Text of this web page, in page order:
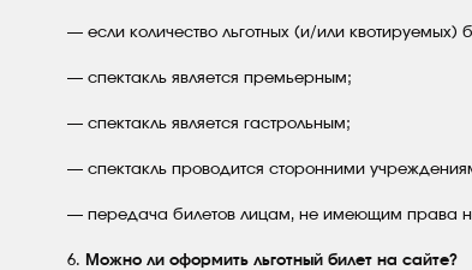
— если количество льготных (и/или квотируемых)
— спектакль является премьерным;
— спектакль является гастрольным;
— спектакль проводится сторонними
— передача билетов лицам, не имеющим права
6. Можно ли оформить льготный билет на сайте?